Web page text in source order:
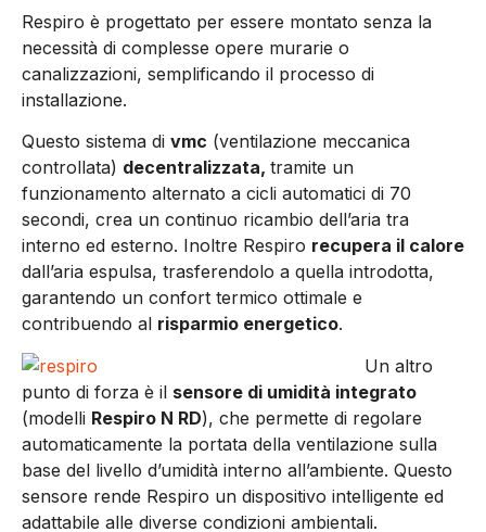
Respiro è progettato per essere montato senza la
necessità di complesse opere murarie o
canalizzazioni, semplificando il processo di
installazione.
Questo sistema di vmc (ventilazione meccanica
controllata) decentralizzata, tramite un
funzionamento alternato a cicli automatici di 70
secondi, crea un continuo ricambio dell’aria tra
interno ed esterno. Inoltre Respiro recupera il calore
dall’aria espulsa, trasferendolo a quella introdotta,
garantendo un confort termico ottimale e
contribuendo al risparmio energetico.
Un altro
punto di forza è il sensore di umidità integrato
(modelli Respiro N RD), che permette di regolare
automaticamente la portata della ventilazione sulla
base del livello d’umidità interno all’ambiente. Questo
sensore rende Respiro un dispositivo intelligente ed
adattabile alle diverse condizioni ambientali.